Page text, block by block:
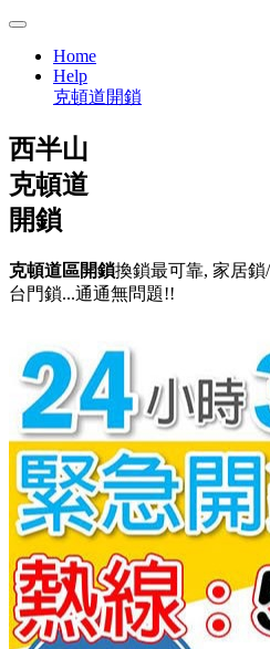
Home
Help
克頓道開鎖
西半山
克頓道
開鎖
克頓道區開鎖換鎖最可靠, 家居
台門鎖...通通無問題!!